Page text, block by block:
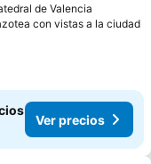
de Valencia
con vistas a la ciudad
Ver precios